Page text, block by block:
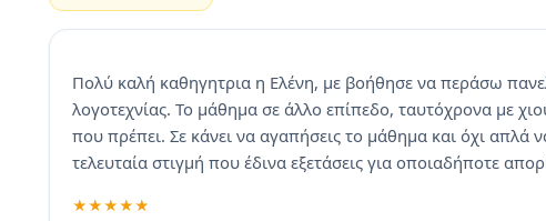
Πολύ καλή καθηγητρια η Ελένη, με βοήθησε να περάσω
λογοτεχνίας. Το μάθημα σε άλλο επίπεδο, ταυτόχρονα με
που πρέπει. Σε κάνει να αγαπήσεις το μάθημα και όχι απλά
τελευταία στιγμή που έδινα εξετάσεις για οποιαδήποτε